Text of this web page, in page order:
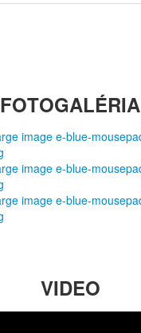
FOTOGALÉRIA
VIDEO